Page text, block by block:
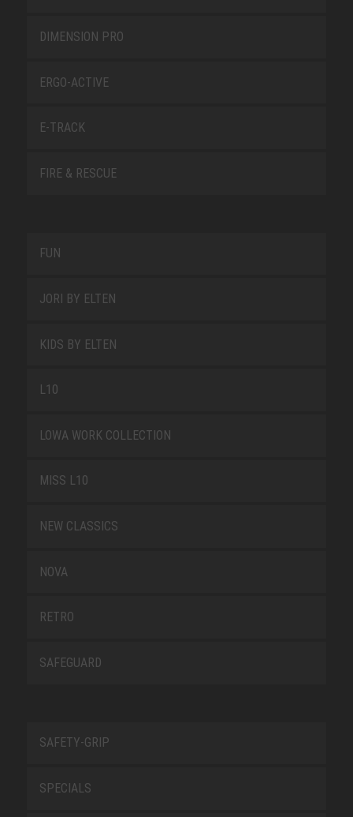
DIMENSION PRO
ERGO-ACTIVE
E-TRACK
FIRE & RESCUE
FUN
JORI BY ELTEN
KIDS BY ELTEN
L10
LOWA WORK COLLECTION
MISS L10
NEW CLASSICS
NOVA
RETRO
SAFEGUARD
SAFETY-GRIP
SPECIALS